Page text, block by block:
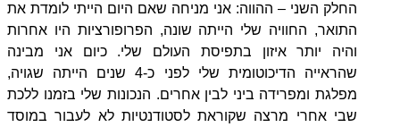
החלק השני – ההווה: אני מניחה שאם היום הייתי לומדת את
התואר, החוויה שלי הייתה שונה, הפרופורציות היו אחרות
והיה יותר איזון בתפיסת העולם שלי. כיום אני מבינה
שהראייה הדיכוטומית שלי לפני כ-4 שנים הייתה שגויה,
מפלגת ומפרידה ביני לבין אחרים. הנכונות שלי בזמנו ללכת
שבי אחרי מרצה שקוראת לסטודנטיות לא לעבור במוסד